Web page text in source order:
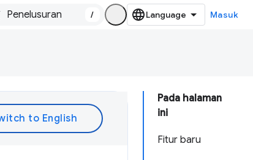
/ Masuk
Pada halaman
ini
Fitur baru